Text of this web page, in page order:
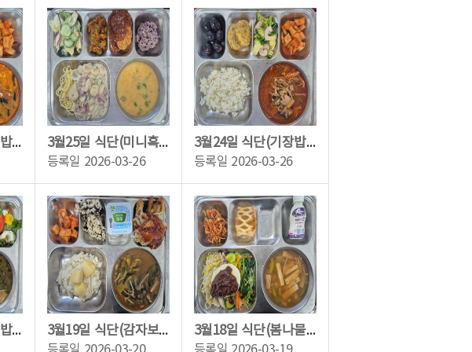
3월26일 식단(차조밥,짬뽕순두부,돈육모듬장조림,시금치된장무침,건파래볶음,깍두기,강...
3월25일 식단(미니흑미찰밥,당근브로콜리스프,구운뇨끼크림파스타,리얼치즈돈카츠,그...
등록일 2026-03-26
3월24일 식단(기장밥,닭개장,계란옷입은에그랑땡,브로콜리새우무침,깍두기,블랙사파이...
등록일 2026-03-26
3월20일 식단(차조밥,근대된장국,닭날개데리야끼,두부계란구이,김치볶음,방울토마토치...
3월19일 식단(감자보리밥,추어탕,수제돈까스&숙주소스,김부각,깍두기,하루요거트)
3월18일 식단(봄나물비빔밥,두부미소된장국,달래무생채,호밀우리사과파이,런요구르트)